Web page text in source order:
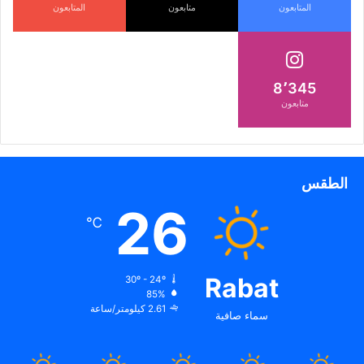
فأنت بذلك قد خلقت تناقضًا في المصطلحات –
لأنكما نفسك في نفس الوقت. لحل هذا التناقض،
عليك أن تفترض أن نفسك غير موجود على الإطلاق
(أو على الأقل، ليس بنفس الطريقة كما تفعل
الآن). بعبارة أخرى، عندما تعود بالزمن إلى الوراء
نسخة خيالية من نفسك.
النظرية النهائية التي سنناقشها هي “مفارقة الجد”.
تنشأ هذه المفارقة عندما تقرر العودة بالزمن إلى
المتابعون متابعون المتابعون
8٬345
متابعون
الطقس
Rabat
سماء صافية
26
℃
30º - 24º
85%
2.61 كيلومتر/ساعة